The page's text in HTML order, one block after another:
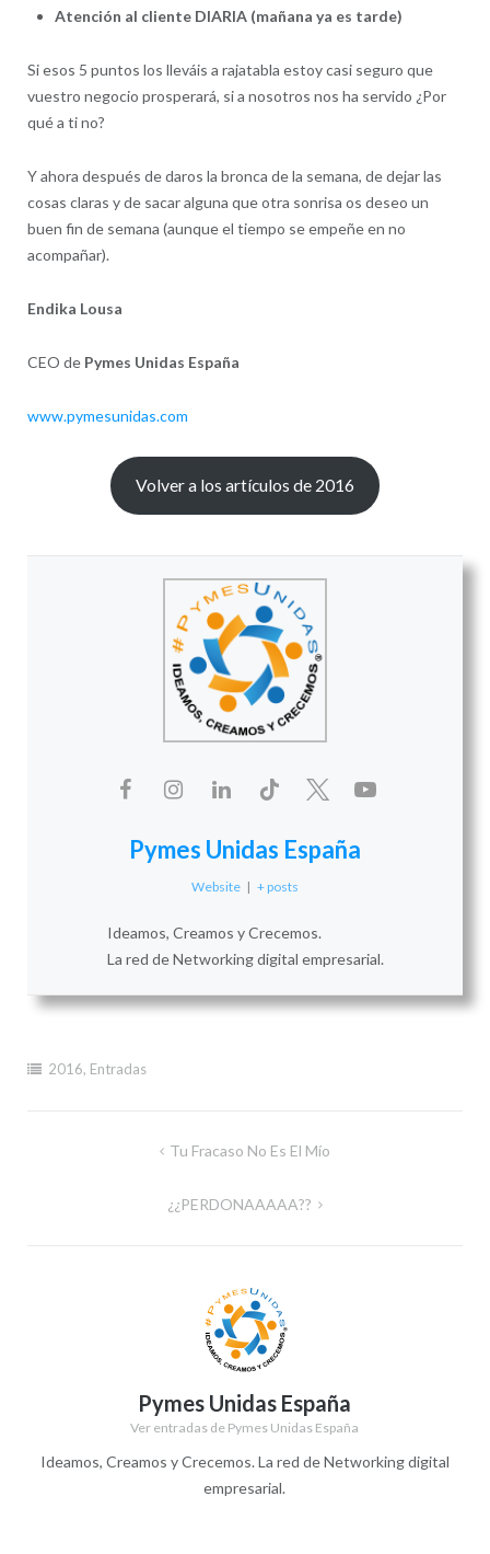
Atención al cliente DIARIA (mañana ya es tarde)
Si esos 5 puntos los lleváis a rajatabla estoy casi seguro que
vuestro negocio prosperará, si a nosotros nos ha servido ¿Por
qué a ti no?
Y ahora después de daros la bronca de la semana, de dejar las
cosas claras y de sacar alguna que otra sonrisa os deseo un
buen fin de semana (aunque el tiempo se empeñe en no
acompañar).
Endika Lousa
CEO de Pymes Unidas España
www.pymesunidas.com
Volver a los artículos de 2016
Pymes Unidas España
Website | + posts
Ideamos, Creamos y Crecemos.
La red de Networking digital empresarial.
2016, Entradas
Tu Fracaso No Es El Mío
¿¿PERDONAAAAA??
Pymes Unidas España
Ver entradas de Pymes Unidas España
Ideamos, Creamos y Crecemos. La red de Networking digital
empresarial.